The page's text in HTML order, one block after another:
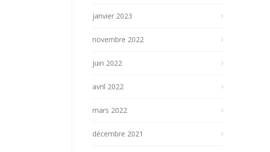
janvier 2023
novembre 2022
juin 2022
avril 2022
mars 2022
décembre 2021